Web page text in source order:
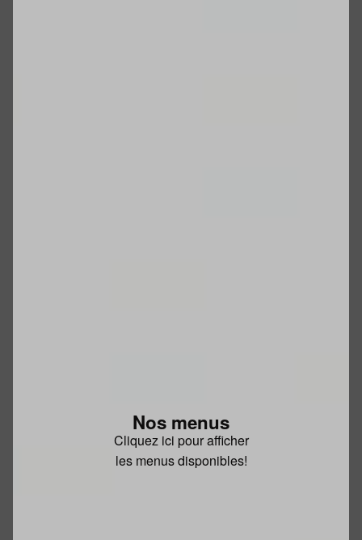
Nos menus
Cliquez ici pour afficher
les menus disponibles!